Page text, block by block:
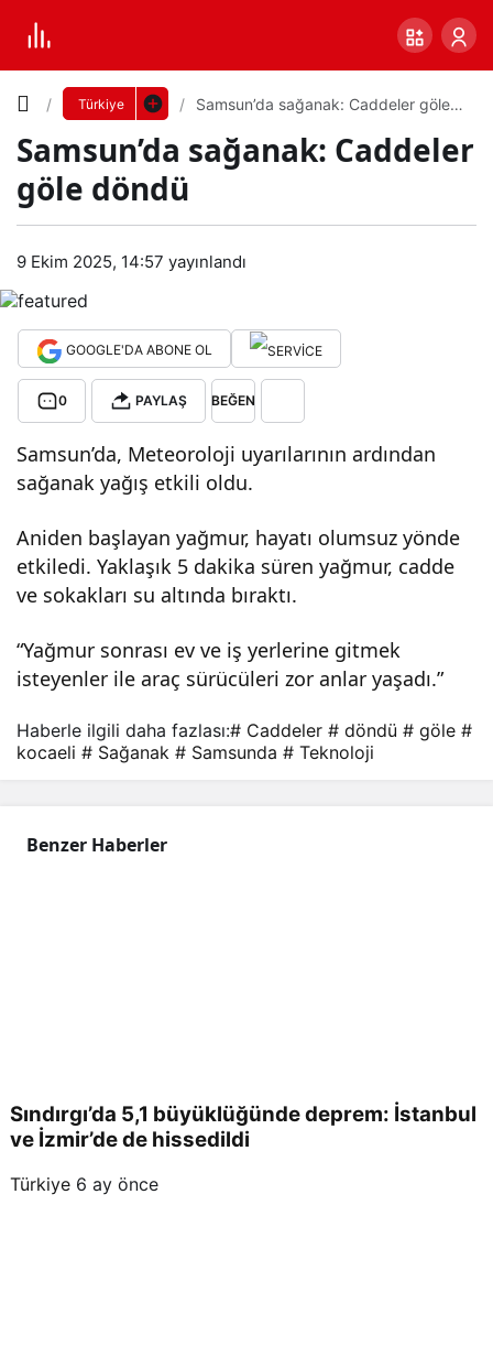
Türkiye
Samsun’da sağanak: Caddeler göle
Samsun’da sağanak: Caddeler
göle döndü
9 Ekim 2025, 14:57 yayınlandı
GOOGLE'DA ABONE OL
0 PAYLAŞ BEĞEN
Samsun’da, Meteoroloji uyarılarının ardından
sağanak yağış etkili oldu.
Aniden başlayan yağmur, hayatı olumsuz yönde
etkiledi. Yaklaşık 5 dakika süren yağmur, cadde
ve sokakları su altında bıraktı.
“Yağmur sonrası ev ve iş yerlerine gitmek
isteyenler ile araç sürücüleri zor anlar yaşadı.”
Sam
da
sağ
ana
k:
Cad
dele
dön
Yazı
Boyutunu
Küçük 100% Dev
Varsayılana
dön
Haberle ilgili daha fazlası:# Caddeler # döndü # göle #
kocaeli # Sağanak # Samsunda # Teknoloji
Benzer Haberler
Sındırgı’da 5,1 büyüklüğünde deprem: İstanbul
ve İzmir’de de hissedildi
Türkiye 6 ay önce